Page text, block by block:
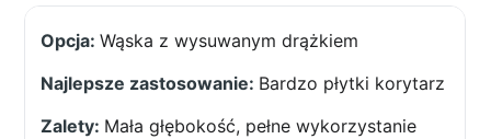
Wąska z wysuwanym drążkiem
Bardzo płytki korytarz
Mała głębokość, pełne wykorzystanie